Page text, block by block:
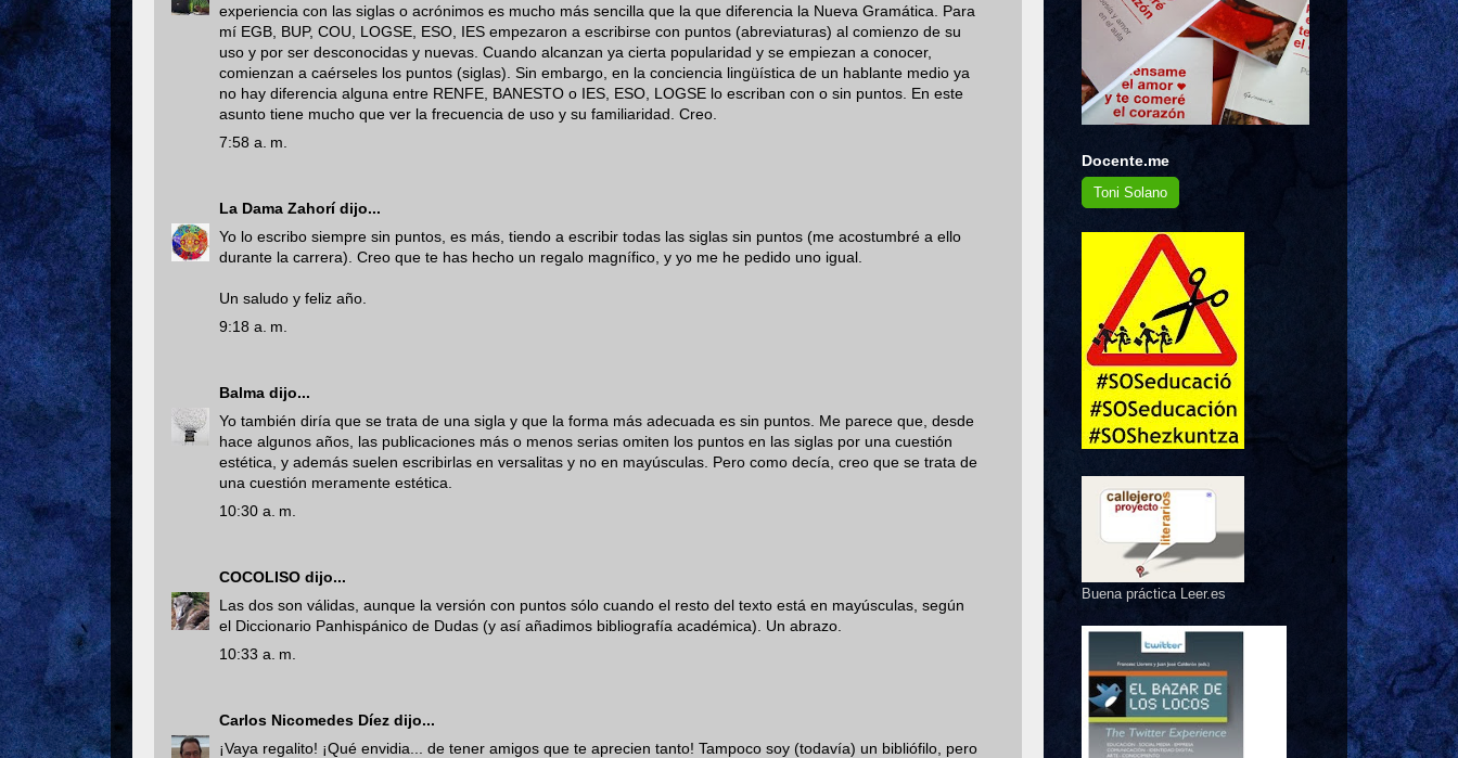
experiencia con las siglas o acrónimos es mucho más sencilla que la que diferencia la Nueva Gramática. Para
mí EGB, BUP, COU, LOGSE, ESO, IES empezaron a escribirse con puntos (abreviaturas) al comienzo de su
uso y por ser desconocidas y nuevas. Cuando alcanzan ya cierta popularidad y se empiezan a conocer,
comienzan a caérseles los puntos (siglas). Sin embargo, en la conciencia lingüística de un hablante medio ya
no hay diferencia alguna entre RENFE, BANESTO o IES, ESO, LOGSE lo escriban con o sin puntos. En este
asunto tiene mucho que ver la frecuencia de uso y su familiaridad. Creo.
7:58 a. m.
La Dama Zahorídijo...
Yo lo escribo siempre sin puntos, es más, tiendo a escribir todas las siglas sin puntos (me acostumbré a ello
durante la carrera). Creo que te has hecho un regalo magnífico, y yo me he pedido uno igual.
Un saludo y feliz año.
9:18 a. m.
Balma dijo...
Yo también diría que se trata de una sigla y que la forma más adecuada es sin puntos. Me parece que, desde
hace algunos años, las publicaciones más o menos serias omiten los puntos en las siglas por una cuestión
estética, y además suelen escribirlas en versalitas y no en mayúsculas. Pero como decía, creo que se trata de
una cuestión meramente estética.
10:30 a. m.
COCOLISO dijo...
Las dos son válidas, aunque la versión con puntos sólo cuando el resto del texto está en mayúsculas, según
el Diccionario Panhispánico de Dudas (y así añadimos bibliografía académica). Un abrazo.
10:33 a. m.
Carlos Nicomedes Díez dijo...
¡Vaya regalito! ¡Qué envidia... de tener amigos que te aprecien tanto! Tampoco soy (todavía) un bibliófilo, pero
Docente.me
Toni Solano
Buena práctica Leer.es